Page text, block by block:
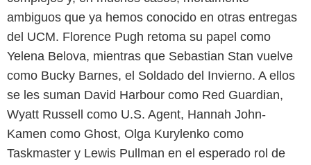
ambiguos que ya hemos conocido en otras entregas
del UCM. Florence Pugh retoma su papel como
Yelena Belova, mientras que Sebastian Stan vuelve
como Bucky Barnes, el Soldado del Invierno. A ellos
se les suman David Harbour como Red Guardian,
Wyatt Russell como U.S. Agent, Hannah John-
Kamen como Ghost, Olga Kurylenko como
Taskmaster y Lewis Pullman en el esperado rol de
Marvel